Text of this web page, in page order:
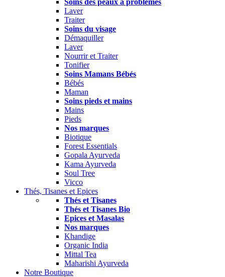
Soins des peaux à problèmes
Laver
Traiter
Soins du visage
Démaquiller
Laver
Nourrir et Traiter
Tonifier
Soins Mamans Bébés
Bébés
Maman
Soins pieds et mains
Mains
Pieds
Nos marques
Biotique
Forest Essentials
Gopala Ayurveda
Kama Ayurveda
Soul Tree
Vicco
Thés, Tisanes et Epices
Thés et Tisanes
Thés et Tisanes Bio
Epices et Masalas
Nos marques
Khandige
Organic India
Mittal Tea
Maharishi Ayurveda
Notre Boutique